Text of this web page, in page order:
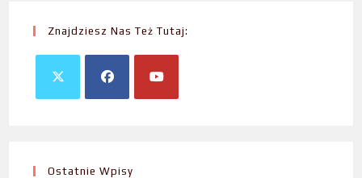
Znajdziesz Nas Też Tutaj:
Ostatnie Wpisy